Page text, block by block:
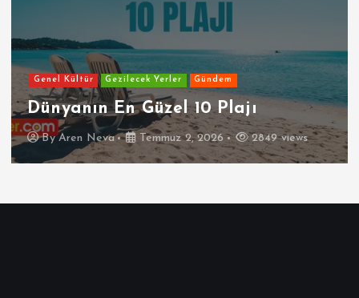
Genel Kültür Gezilecek Yerler Gündem
Dünyanın En Güzel 10 Plajı
ByAren Neva Temmuz 2, 2026 2849 views